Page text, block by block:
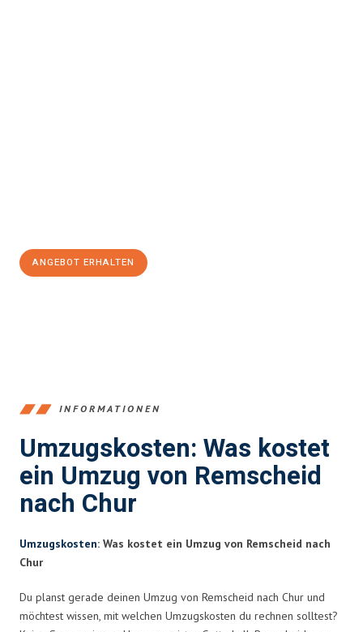
ANGEBOT ERHALTEN
INFORMATIONEN
Umzugskosten: Was kostet
ein Umzug von Remscheid
nach Chur
Umzugskosten: Was kostet ein Umzug von Remscheid nach
Chur
Du planst gerade deinen Umzug von Remscheid nach Chur und
möchtest wissen, mit welchen Umzugskosten du rechnen solltest?